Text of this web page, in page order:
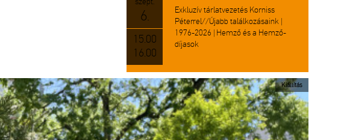
6.
15.00
16.00
Exkluzív tárlatvezetés Korniss
Péterrel//Újabb találkozásaink |
1976-2026 | Hemző és a Hemző-
díjasok
Kiállítás